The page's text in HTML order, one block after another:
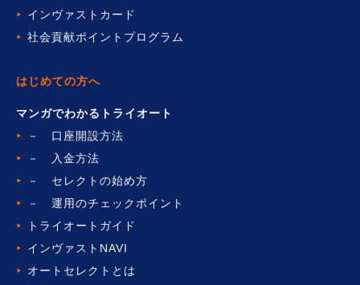
インヴァストカード
社会貢献ポイントプログラム
はじめての方へ
マンガでわかるトライオート
－ 口座開設方法
－ 入金方法
－ セレクトの始め方
－ 運用のチェックポイント
トライオートガイド
インヴァストNAVI
オートセレクトとは